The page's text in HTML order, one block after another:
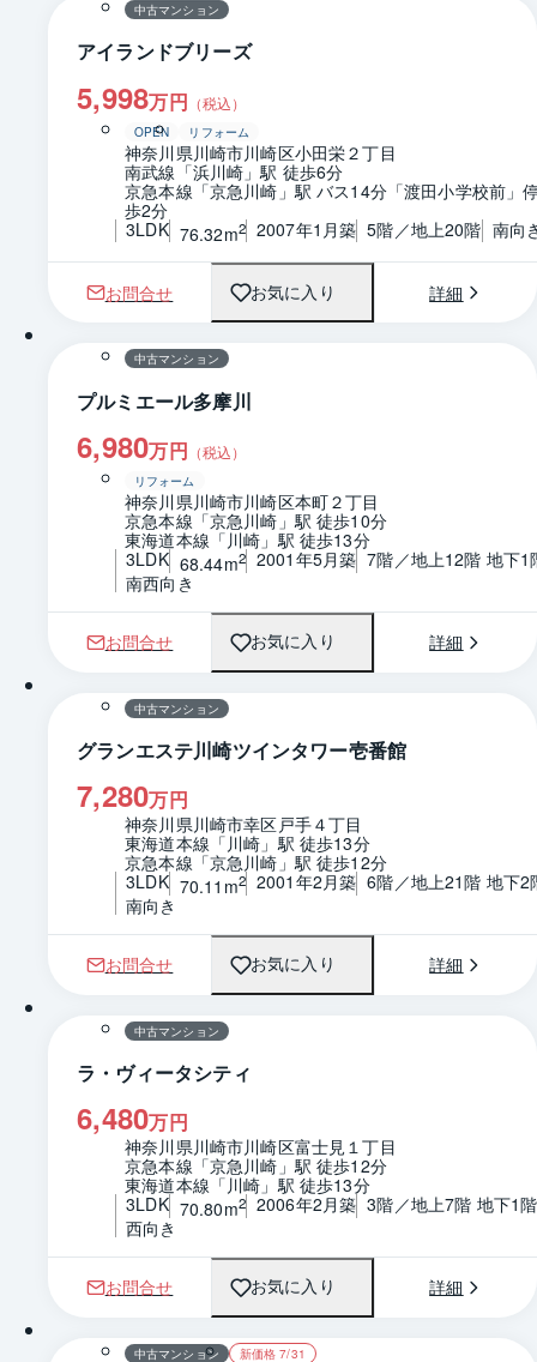
中古マンション
アイランドブリーズ
5,998万円 （税込）
OPEN リフォーム
神奈川県川崎市川崎区小田栄２丁目
南武線「浜川崎」駅 徒歩6分
京急本線「京急川崎」駅 バス14分「渡田小学校前」
歩2分
3LDK 76.32m2 2007年1月築 5階／地上20階 南向
お問合せ お気に入り 詳細
1 / 0 間取り
中古マンション
プルミエール多摩川
6,980万円 （税込）
リフォーム
神奈川県川崎市川崎区本町２丁目
京急本線「京急川崎」駅 徒歩10分
東海道本線「川崎」駅 徒歩13分
3LDK 68.44m2 2001年5月築 7階／地上12階 地下1
南西向き
お問合せ お気に入り 詳細
1 / 0 間取り
中古マンション
グランエステ川崎ツインタワー壱番館
7,280万円
神奈川県川崎市幸区戸手４丁目
東海道本線「川崎」駅 徒歩13分
京急本線「京急川崎」駅 徒歩12分
3LDK 70.11m2 2001年2月築 6階／地上21階 地下2
南向き
お問合せ お気に入り 詳細
1 / 0 間取り
中古マンション
ラ・ヴィータシティ
6,480万円
神奈川県川崎市川崎区富士見１丁目
京急本線「京急川崎」駅 徒歩12分
東海道本線「川崎」駅 徒歩13分
3LDK 70.80m2 2006年2月築 3階／地上7階 地下1階
西向き
お問合せ お気に入り 詳細
1 / 0 間取り
中古マンション 新価格 7/31